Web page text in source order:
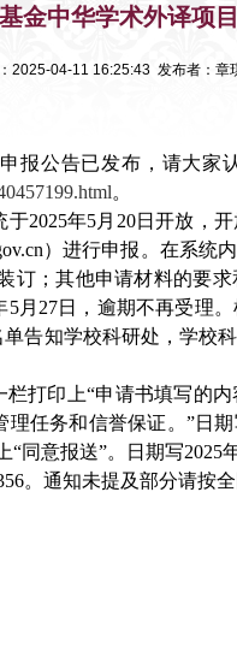
金中华学术外译项
2025-04-11 16:25:43 发布者：章
报公告已发布，请大家
。
2025年5月20日开放，
）进行申报。在系
订；其他申请材料的要
月27日，逾期不再受理
告知学校科研处，学校
栏打印上“申请书填写的
任务和信誉保证。”日
同意报送”。日期写2025年
。通知未提及部分请按